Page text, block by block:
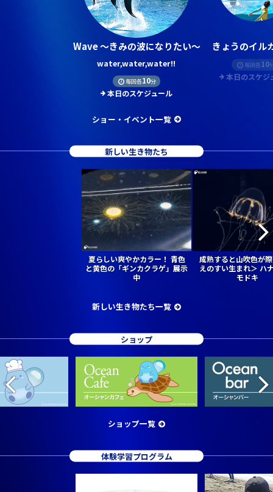
Wave ～きみの波になりたい～
water,water,water!!
毎回各10分
本日のスケジュール
きょうのイル
毎回各10
本日のスケジ
ショー・イベント一覧
新しい生き物たち
夏らしい爽やかカラー！ 青色
と黄色の「ギンカクラゲ」展示
中
成熟すると山吹色が
えのすい生まれ＞ ハ
モドキ
新しい生き物たち一覧
ショップ
ショップ一覧
体験学習プログラム